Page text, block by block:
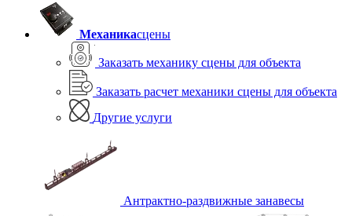
Механикасцены
Заказать механику сцены для объекта
Заказать расчет механики сцены для объекта
Другие услуги
Антрактно-раздвижные занавесы